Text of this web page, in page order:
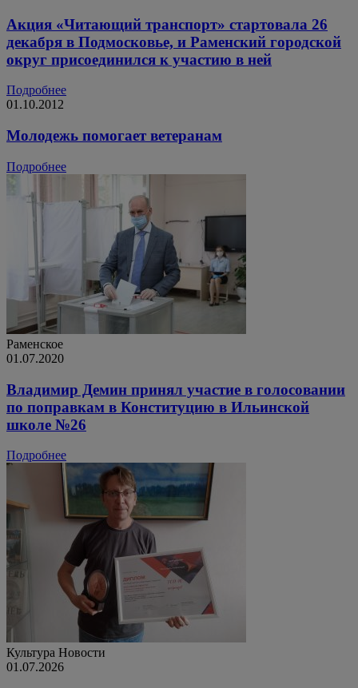
Акция «Читающий транспорт» стартовала 26
декабря в Подмосковье, и Раменский городской
округ присоединился к участию в ней
Подробнее
01.10.2012
Молодежь помогает ветеранам
Подробнее
Раменское
01.07.2020
Владимир Демин принял участие в голосовании
по поправкам в Конституцию в Ильинской
школе №26
Подробнее
Культура Новости
01.07.2026